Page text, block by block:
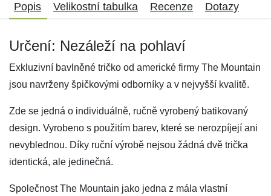
Popis Velikostní tabulka Recenze Dotazy
Určení: Nezáleží na pohlaví
Exkluzivní bavlněné tričko od americké firmy The Mountain
jsou navrženy špičkovými odborníky a v nejvyšší kvalitě.
Zde se jedná o individuálně, ručně vyrobený batikovaný
design. Vyrobeno s použitím barev, které se nerozpíjejí ani
nevyblednou. Díky ruční výrobě nejsou žádná dvě trička
identická, ale jedinečná.
Společnost The Mountain jako jedna z mála vlastní